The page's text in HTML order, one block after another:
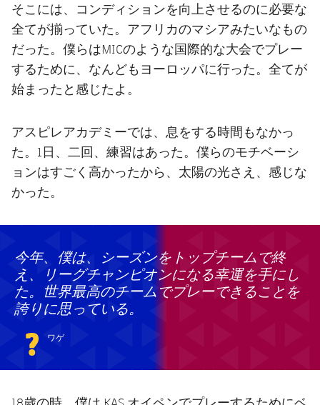
そこには、コンディションを向上させるのに必要な
全てが揃っていた。アフリカのマシアみたいなもの
だった。僕らはMICのような国際的な大会でプレー
するために、なんどもヨーロッパに行った。全てが
始まったと感じたよ。
アスピレアカデミーでは、息をする時間もなかっ
た。1日、二回、練習はあった。僕らのモチベーシ
ョンはすごく高かったから、太陽の光さえ、感じな
かった。
今年、僕は、シーズンをトップチームで終
え、リーグチャンピオンになる幸運を手にし
た。世界最高のチームでプレーできることを
誇りに思っている。
? ワゲ